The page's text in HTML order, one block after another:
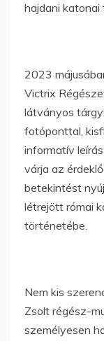
hajdani katonai
2023
Victrix
látványos
fotóponttal,
informatív
várja az
betekintést
létrejött római
történetébe.
Nem kis
Zsolt régész-
személyesen